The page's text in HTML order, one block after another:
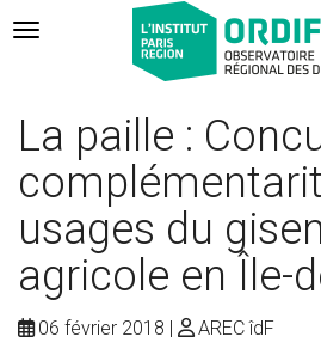
Navigation Toggle
La paille :
usages du
agricole en Île-
06 février 2018 AREC îdF